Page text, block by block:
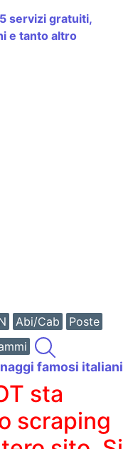
servizi gratuiti,
e tanto altro
Abi/Cab
Poste
famosi italiani
sta
scraping